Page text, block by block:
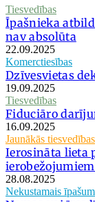
Tiesvedības
Īpašnieka
nav absolūta
22.09.2025
Komerctiesības
Dzīvesvietas
19.09.2025
Tiesvedības
Fiduciāro
16.09.2025
Jaunākās tiesvedības
Ierosināta lieta
28.08.2025
Nekustamais